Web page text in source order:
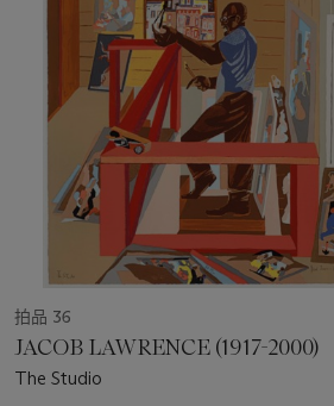
拍品 36
JACOB LAWRENCE (1917-2000)
The Studio